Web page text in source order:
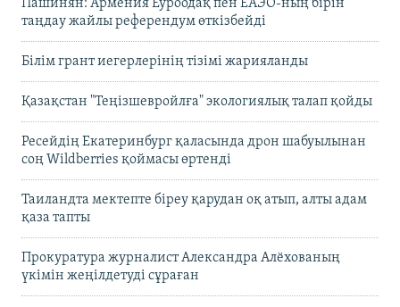
Пашинян: Армения Еуроодақ пен ЕАЭО-ның бірін
таңдау жайлы референдум өткізбейді
Білім грант иегерлерінің тізімі жарияланды
Қазақстан "Теңізшевройлға" экологиялық талап қойды
Ресейдің Екатеринбург қаласында дрон шабуылынан
соң Wildberries қоймасы өртенді
Таиландта мектепте біреу қарудан оқ атып, алты адам
қаза тапты
Прокуратура журналист Александра Алёхованың
үкімін жеңілдетуді сұраған